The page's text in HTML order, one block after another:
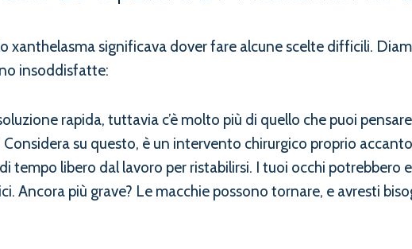
xanthelasma significava dover fare alcune scelte difficili.
insoddisfatte:
rapida, tuttavia c’è molto più di quello che puoi
su questo, è un intervento chirurgico proprio
tempo libero dal lavoro per ristabilirsi. I tuoi occhi potrebbero
Ancora più grave? Le macchie possono tornare, e avresti